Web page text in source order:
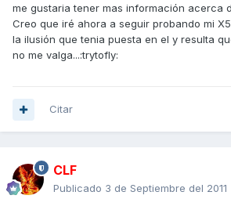
me gustaria tener mas información acerca
Creo que iré ahora a seguir probando mi
la ilusión que tenia puesta en el y resulta
no me valga...:trytofly:
Citar
CLF
Publicado 3 de Septiembre del 2011